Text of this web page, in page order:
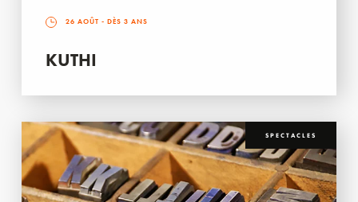
26 AOÛT - DÈS 3 ANS
KUTHI
SPECTACLES